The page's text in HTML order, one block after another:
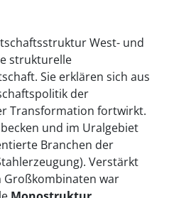
West- und
strukturelle
Sie erklären sich aus
der
Transformation fortwirkt.
und im Uralgebiet
Branchen der
Verstärkt
war